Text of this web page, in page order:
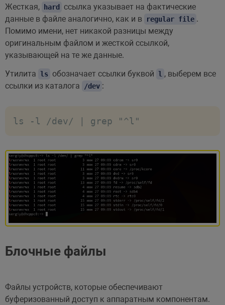
Жесткая, hard ссылка указывает на фактические
данные в файле аналогично, как и в
regular file .
Помимо имени, нет никакой разницы между
оригинальным файлом и жесткой ссылкой,
указывающей на те же данные.
Утилита ls обозначает ссылки буквой l , выберем все
ссылки из каталога
/dev :
ls -l /dev/ | grep "^l"
Блочные файлы
Файлы устройств, которые обеспечивают
буферизованный доступ к аппаратным компонентам.